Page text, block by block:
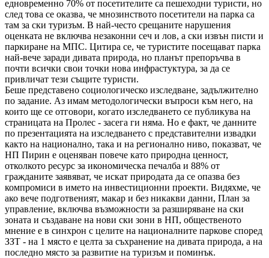
едновременно 70% от посетителите са пешеходни туристи, но
след това се оказва, че мнозинството посетители на парка са
там за ски туризъм. В най-често срещаните нарушения
оценката не включва незаконни сеч и лов, а ски извън писти и
паркиране на МПС. Цитира се, че туристите посещават парка
най-вече заради дивата природа, но планът препоръчва в
почти всички свои точки нова инфрастуктура, за да се
привличат тези същите туристи.
Беше представено социологическо изследване, задължително
по задание. Аз имам методологически въпроси към него, на
които ще се отговори, когато изследването се публикува на
страницата на Пролес - засега ги няма. Но е факт, че данните
по презентацията на изследването с представителни извадки
както на национално, така и на регионално ниво, показват, че
НП Пирин е оценяван повече като природна ценност,
отколкото ресурс за икономическа печалба и 88% от
гражданите заявяват, че искат природата да се опазва без
компромиси в името на инвестиционни проекти. Видяхме, че
ако вече подготвеният, макар и без никакви данни, План за
управление, включва възможности за разширяване на ски
зоната и създаване на нови ски зони в НП, общественото
мнение е в синхрон с целите на националните паркове според
ЗЗТ - на 1 място е целта за съхранение на дивата природа, а на
последно място за развитие на туризъм и поминък.